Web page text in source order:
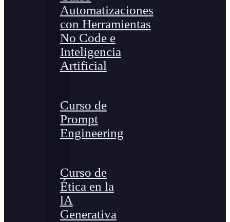
Automatizaciones
con Herramientas
No Code e
Inteligencia
Artificial
Curso de
Prompt
Engineering
Curso de
Ética en la
lA
Generativa